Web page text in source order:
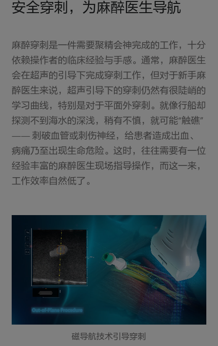
安全穿刺，为麻醉医生导航
麻醉穿刺是一件需要聚精会神完成的工作，十分
依赖操作者的临床经验与手感。通常，麻醉医生
会在超声的引导下完成穿刺工作，但对于新手麻
醉医生来说，超声引导下的穿刺仍然有很陡峭的
学习曲线，特别是对于平面外穿刺。就像行船却
探测不到海水的深浅，稍有不慎，就可能“触礁”
—— 刺破血管或刺伤神经，给患者造成出血、
病痛乃至出现生命危险。这时，往往需要有一位
经验丰富的麻醉医生现场指导操作，而这一来，
工作效率自然低了。
磁导航技术引导穿刺